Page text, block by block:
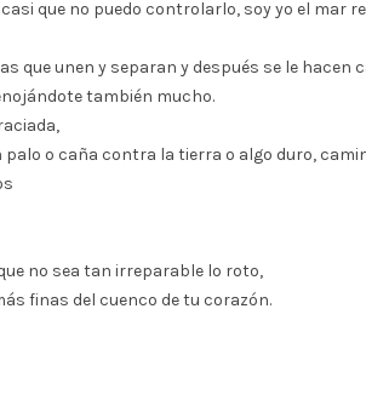
que no puedo controlarlo, soy yo el mar
que unen y separan y después se le hacen
también mucho.
o caña contra la tierra o algo duro,
no sea tan irreparable lo roto,
finas del cuenco de tu corazón.